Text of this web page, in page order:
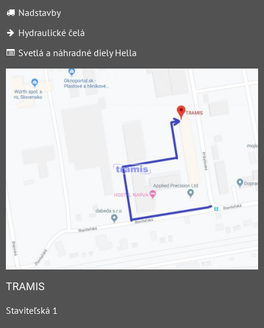
Nadstavby
Hydraulické čelá
Svetlá a náhradné diely Hella
TRAMIS
Staviteľská 1